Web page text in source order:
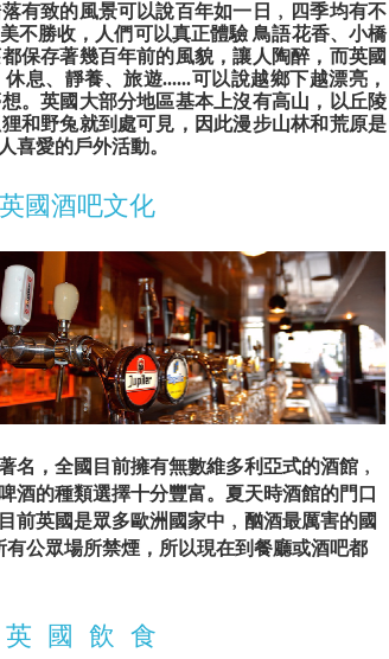
有致的風景可以說百年如一日﹐四季均有不
美不勝收，人們可以真正體驗 鳥語花香、小橋
保存著幾百年前的風貌，讓人陶醉，而英國
息、靜養、旅遊......可以說越鄉下越漂亮，
。英國大部分地區基本上沒有高山，以丘陵
和野兔就到處可見，因此漫步山林和荒原是
喜愛的戶外活動。
文化
名，全國目前擁有無數維多利亞式的酒館﹐
酒的種類選擇十分豐富。夏天時酒館的門口
前英國是眾多歐洲國家中﹐酗酒最厲害的國
有公眾場所禁煙，所以現在到餐廳或酒吧都
食